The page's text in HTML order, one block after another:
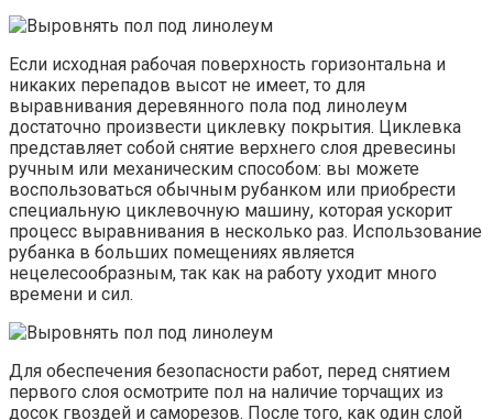
Если исходная рабочая поверхность горизонтальна и
никаких перепадов высот не имеет, то для
выравнивания деревянного пола под линолеум
достаточно произвести циклевку покрытия. Циклевка
представляет собой снятие верхнего слоя древесины
ручным или механическим способом: вы можете
воспользоваться обычным рубанком или приобрести
специальную циклевочную машину, которая ускорит
процесс выравнивания в несколько раз. Использование
рубанка в больших помещениях является
нецелесообразным, так как на работу уходит много
времени и сил.
Для обеспечения безопасности работ, перед снятием
первого слоя осмотрите пол на наличие торчащих из
досок гвоздей и саморезов. После того, как один слой